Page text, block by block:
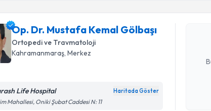
Op. Dr. Mustafa Kemal Gölbaşı
Ortopedi ve Travmatoloji
Kahramanmaraş, Merkez
Life Hospital Haritada Göster
Mahallesi, Oniki Şubat Caddesi N: 11